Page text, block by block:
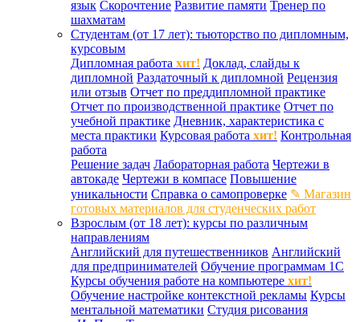
язык Скорочтение Развитие памяти Тренер по
шахматам
Студентам (от 17 лет): тьюторство по дипломным,
курсовым
Дипломная работа хит! Доклад, слайды к
дипломной Раздаточный к дипломной Рецензия
или отзыв Отчет по преддипломной практике
Отчет по производственной практике Отчет по
учебной практике Дневник, характеристика с
места практики Курсовая работа хит! Контрольная
работа
Решение задач Лабораторная работа Чертежи в
автокаде Чертежи в компасе Повышение
уникальности Справка о самопроверке ✎ Магазин
готовых материалов для студенческих работ
Взрослым (от 18 лет): курсы по различным
направлениям
Английский для путешественников Английский
для предпринимателей Обучение программам 1С
Курсы обучения работе на компьютере хит!
Обучение настройке контекстной рекламы Курсы
ментальной математики Студия рисования